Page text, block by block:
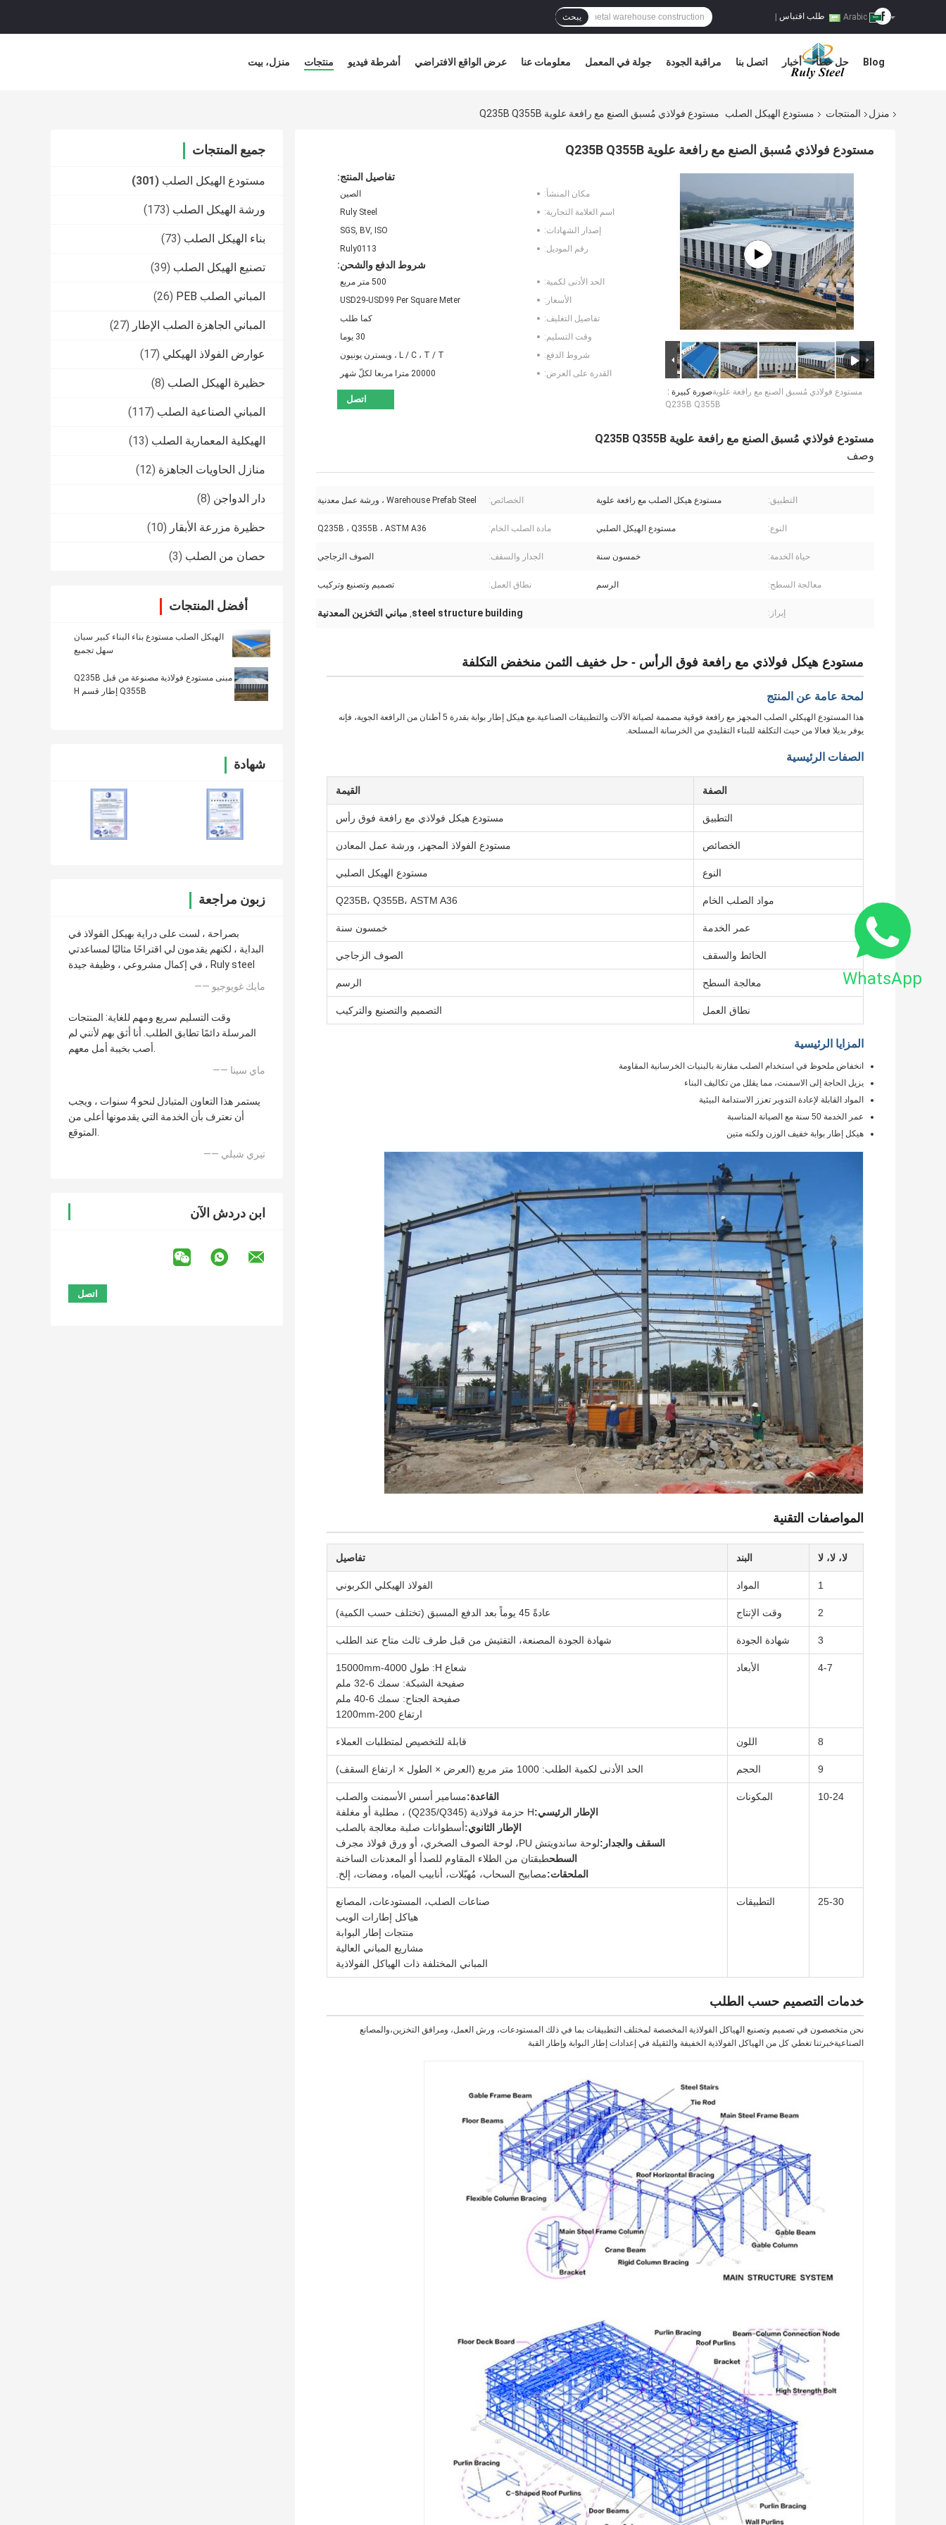
طلب اقتباس يبحث
منزل، بيت منتجات أشرطة فيديو عرض الواقع الافتراضي معلومات عنا جولة في المعمل مراقبة الجودة اتصل بنا أخبار حل خطأ Blog
منزل المنتجات مستودع الهيكل الصلب مستودع فولاذي مُسبق الصنع مع رافعة علوية Q235B Q355B
جميع المنتجات
مستودع الهيكل الصلب (301)
ورشة الهيكل الصلب (173)
بناء الهيكل الصلب (73)
تصنيع الهيكل الصلب (39)
المباني الصلب PEB (26)
المباني الجاهزة الصلب الإطار (27)
عوارض الفولاذ الهيكلي (17)
حظيرة الهيكل الصلب (8)
المباني الصناعية الصلب (117)
الهيكلية المعمارية الصلب (13)
منازل الحاويات الجاهزة (12)
دار الدواجن (8)
حظيرة مزرعة الأبقار (10)
حصان من الصلب (3)
أفضل المنتجات
الهيكل الصلب مستودع بناء البناء كبير سبان
سهل تجميع
مبنى مستودع فولاذية مصنوعة من قبل Q235B
Q355B إطار قسم H
شهادة
زبون مراجعة
بصراحة ، لست على دراية بهيكل الفولاذ في
البداية ، لكنهم يقدمون لي اقتراحًا مثاليًا لمساعدتي
في إكمال مشروعي ، وظيفة جيدة ، Ruly steel
—— مايك غويوجيو
وقت التسليم سريع ومهم للغاية: المنتجات
المرسلة دائمًا تطابق الطلب. أنا أثق بهم لأنني لم
أصب بخيبة أمل معهم.
—— ماي سينا
يستمر هذا التعاون المتبادل لنحو 4 سنوات ، ويجب
أن نعترف بأن الخدمة التي يقدمونها أعلى من
المتوقع.
—— تيري شبلي
ابن دردش الآن
مستودع فولاذي مُسبق الصنع مع رافعة علوية Q235B Q355B
صورة كبيرة :مستودع فولاذي مُسبق الصنع مع رافعة علوية
Q235B Q355B
تفاصيل المنتج:
مكان المنشأ:
الصين
اسم العلامة التجارية:
Ruly Steel
إصدار الشهادات:
SGS, BV, ISO
رقم الموديل:
Ruly0113
شروط الدفع والشحن:
الحد الأدنى لكمية:
500 متر مربع
الأسعار:
USD29-USD99 Per Square Meter
تفاصيل التغليف:
كما طلب
وقت التسليم:
30 يوما
شروط الدفع:
L / C ، T / T ، ويسترن يونيون
القدرة على العرض:
20000 مترا مربعا لكلّ شهر
اتصل
مستودع فولاذي مُسبق الصنع مع رافعة علوية Q235B Q355B
وصف
التطبيق: مستودع هيكل الصلب مع رافعة علوية الخصائص: Warehouse Prefab Steel ، ورشة عمل معدنية
النوع: مستودع الهيكل الصلبي مادة الصلب الخام: Q235B ، Q355B ، ASTM A36
حياة الخدمة: خمسون سنة الجدار والسقف: الصوف الزجاجي
معالجة السطح: الرسم نطاق العمل: تصميم وتصنيع وتركيب
إبراز: steel structure building
, مباني التخزين المعدنية
مستودع هيكل فولاذي مع رافعة فوق الرأس - حل خفيف الثمن منخفض التكلفة
لمحة عامة عن المنتج
هذا المستودع الهيكلي الصلب المجهز مع رافعة فوقية مصممة لصيانة الآلات والتطبيقات الصناعية.مع هيكل إطار بوابة بقدرة 5 أطنان من الرافعة الجوية، فإنه
يوفر بديلا فعالا من حيث التكلفة للبناء التقليدي من الخرسانة المسلحة.
الصفات الرئيسية
الصفة القيمة
التطبيق مستودع هيكل فولاذي مع رافعة فوق رأس
الخصائص مستودع الفولاذ المجهز، ورشة عمل المعادن
النوع مستودع الهيكل الصلبي
مواد الصلب الخام Q235B، Q355B، ASTM A36
عمر الخدمة خمسون سنة
الحائط والسقف الصوف الزجاجي
معالجة السطح الرسم
نطاق العمل التصميم والتصنيع والتركيب
المزايا الرئيسية
انخفاض ملحوظ في استخدام الصلب مقارنة بالبنيات الخرسانية المقاومة
يزيل الحاجة إلى الاسمنت، مما يقلل من تكاليف البناء
المواد القابلة لإعادة التدوير تعزز الاستدامة البيئية
عمر الخدمة 50 سنة مع الصيانة المناسبة
هيكل إطار بوابة خفيف الوزن ولكنه متين
المواصفات التقنية
لا، لا، لا البند تفاصيل
1 المواد الفولاذ الهيكلي الكربوني
2 وقت الإنتاج عادةً 45 يوماً بعد الدفع المسبق (تختلف حسب الكمية)
3 شهادة الجودة شهادة الجودة المصنعة، التفتيش من قبل طرف ثالث متاح عند الطلب
4-7 الأبعاد
شعاع H: طول 4000-15000mm
صفيحة الشبكة: سمك 6-32 ملم
صفيحة الجناح: سمك 6-40 ملم
ارتفاع 200-1200mm
8 اللون قابلة للتخصيص لمتطلبات العملاء
9 الحجم الحد الأدنى لكمية الطلب: 1000 متر مربع (العرض × الطول × ارتفاع السقف)
10-24 المكونات القاعدة:مسامير أسس الأسمنت والصلب
الإطار الرئيسي:H حزمة فولاذية (Q235/Q345) ، مطلية أو مغلفة
الإطار الثانوي:أسطوانات صلبة معالجة بالصلب
السقف والجدار:لوحة ساندويتش PU، لوحة الصوف الصخري، أو ورق فولاذ مجرف
السطحطبقتان من الطلاء المقاوم للصدأ أو المعدنات الساخنة
الملحقات:مصابيح السحاب، مُهبّلات، أنابيب المياه، ومضات، إلخ.
25-30 التطبيقات
صناعات الصلب، المستودعات، المصانع
هياكل إطارات الويب
منتجات إطار البوابة
مشاريع المباني العالية
المباني المختلفة ذات الهياكل الفولاذية
خدمات التصميم حسب الطلب
نحن متخصصون في تصميم وتصنيع الهياكل الفولاذية المخصصة لمختلف التطبيقات بما في ذلك المستودعات، ورش العمل، ومرافق التخزين،والمصانع
الصناعيةخبرتنا تغطي كل من الهياكل الفولاذية الخفيفة والثقيلة في إعدادات إطار البوابة وإطار القبة
WhatsApp